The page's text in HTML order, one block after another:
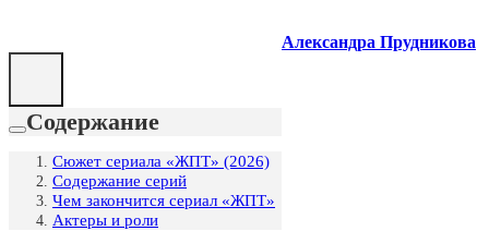
Александра Прудникова
Содержание
Сюжет сериала «ЖПТ» (2026)
Содержание серий
Чем закончится сериал «ЖПТ»
Актеры и роли